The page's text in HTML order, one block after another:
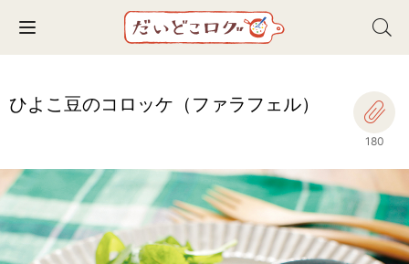
Toggle navigation
ひよこ豆のコロッケ（ファラフェル）
180